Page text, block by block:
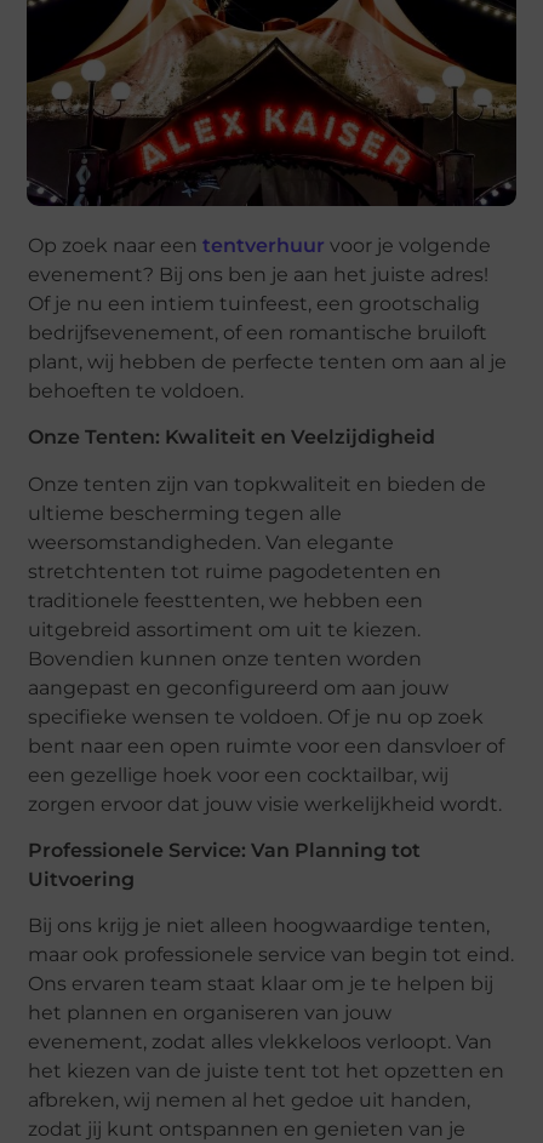
Op zoek naar eententverhuur voor je volgende
evenement? Bij ons ben je aan het juiste adres!
Of je nu een intiem tuinfeest, een grootschalig
bedrijfsevenement, of een romantische bruiloft
plant, wij hebben de perfecte tenten om aan al je
behoeften te voldoen.
Onze Tenten: Kwaliteit en Veelzijdigheid
Onze tenten zijn van topkwaliteit en bieden de
ultieme bescherming tegen alle
weersomstandigheden. Van elegante
stretchtenten tot ruime pagodetenten en
traditionele feesttenten, we hebben een
uitgebreid assortiment om uit te kiezen.
Bovendien kunnen onze tenten worden
aangepast en geconfigureerd om aan jouw
specifieke wensen te voldoen. Of je nu op zoek
bent naar een open ruimte voor een dansvloer of
een gezellige hoek voor een cocktailbar, wij
zorgen ervoor dat jouw visie werkelijkheid wordt.
Professionele Service: Van Planning tot
Uitvoering
Bij ons krijg je niet alleen hoogwaardige tenten,
maar ook professionele service van begin tot eind.
Ons ervaren team staat klaar om je te helpen bij
het plannen en organiseren van jouw
evenement, zodat alles vlekkeloos verloopt. Van
het kiezen van de juiste tent tot het opzetten en
afbreken, wij nemen al het gedoe uit handen,
zodat jij kunt ontspannen en genieten van je